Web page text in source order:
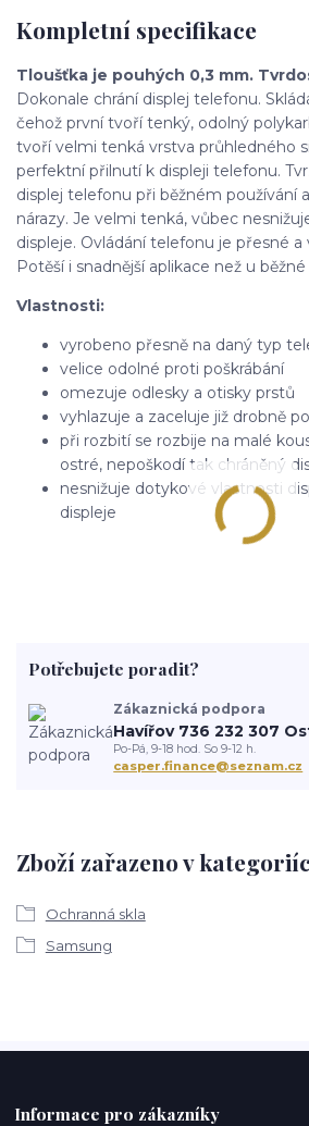
Kompletní specifikace
Tloušťka je pouhých 0,3 mm.
Dokonale chrání displej telefonu.
čehož první tvoří tenký, odolný
tvoří velmi tenká vrstva průhledného
perfektní přilnutí k displeji telefonu.
displej telefonu při běžném používání
nárazy. Je velmi tenká, vůbec
displeje. Ovládání telefonu je přesné
Potěší i snadnější aplikace než u
Vlastnosti:
vyrobeno přesně na daný typ
velice odolné proti poškrábání
omezuje odlesky a otisky prstů
vyhlazuje a zaceluje již drobně
při rozbití se rozbije na malé
ostré, nepoškodí tak chráněný
nesnižuje dotykové vlastnosti
displeje
Zboží zařazeno v
Ochranná skla
Samsung
Potřebujete poradit?
Zákaznická podpora
Havířov 736 232 307
Po-Pá, 9-18 hod. So 9-12 h.
casper.finance@seznam.cz
Informace pro zákazníky